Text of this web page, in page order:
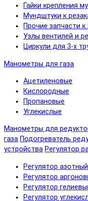
Гайки крепления
Мундштуки к
Прочие запчасти
Узлы вентилей и
Циркули для 3-х
Манометры для газа
Ацетиленовые
Кислородные
Пропановые
Углекислые
Манометры для
газа Подогреватель
устройства Регулятор
Регулятор азотный
Регулятор
Регулятор
Регулятор